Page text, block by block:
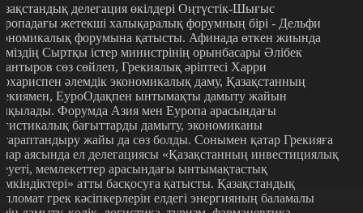
делегация өкілдері Оңтүстік-Шығыс
жетекші халықаралық форумның бірі - Дельфи
форумына қатысты. Афинада өткен жиында
Сыртқы істер министрінің орынбасары Әлібек
сөз сөйлеп, Грекиялық әріптесі Харри
әлемдік экономикалық даму, Қазақстанның
ЕуроОдақпен ынтымақты дамыту жайын
Форумда Азия мен Еуропа арасындағы
бағыттарды дамыту, экономиканы
жайы да сөз болды. Сонымен қатар Грекияға
аясында ел делегациясы «Қазақстанның инвестициялық
мемлекеттер арасындағы ынтымақтастық
атты басқосуға қатысты. Қазақстандық
грек кәсіпкерлерін елдегі энергияның баламалы